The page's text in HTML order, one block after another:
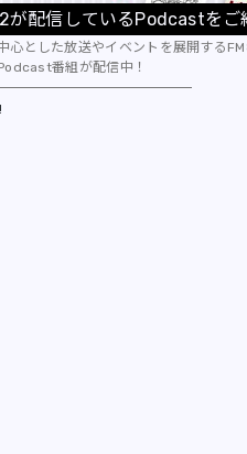
2が配信 して いる Pod castを ご
心とした放送やイベントを展開する
番組が配信中！